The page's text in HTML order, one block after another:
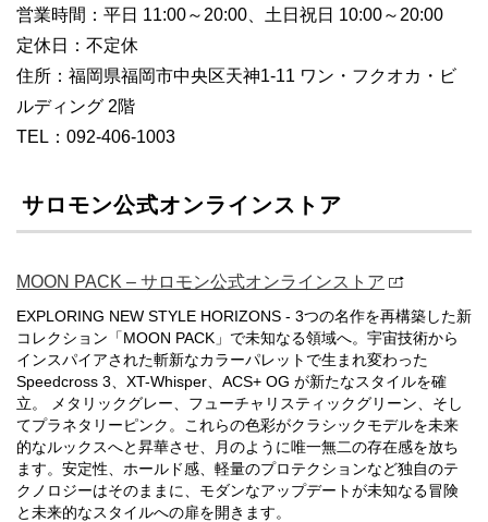
営業時間：平日 11:00～20:00、土日祝日 10:00～20:00
定休日：不定休
住所：福岡県福岡市中央区天神1-11 ワン・フクオカ・ビ
ルディング 2階
TEL：092-406-1003
サロモン公式オンラインストア
MOON PACK – サロモン公式オンラインストア
EXPLORING NEW STYLE HORIZONS - 3つの名作を再構築した新
コレクション「MOON PACK」で未知なる領域へ。宇宙技術から
インスパイアされた斬新なカラーパレットで生まれ変わった
Speedcross 3、XT-Whisper、ACS+ OG が新たなスタイルを確
立。 メタリックグレー、フューチャリスティックグリーン、そし
てプラネタリーピンク。これらの色彩がクラシックモデルを未来
的なルックスへと昇華させ、月のように唯一無二の存在感を放ち
ます。安定性、ホールド感、軽量のプロテクションなど独自のテ
クノロジーはそのままに、モダンなアップデートが未知なる冒険
と未来的なスタイルへの扉を開きます。